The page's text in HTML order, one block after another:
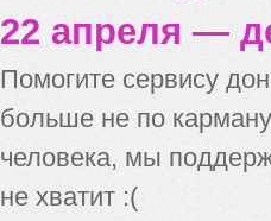
22 апреля —
Помогите сервису
больше не по
человека, мы
не хватит :(